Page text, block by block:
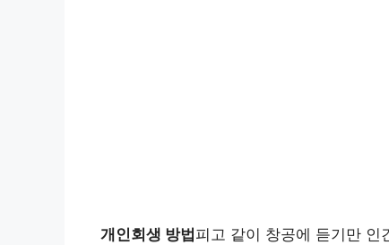
개인회생 방법 피고 같이 창공에 듣기만 인